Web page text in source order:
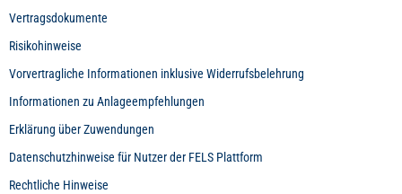
Vertragsdokumente
Risikohinweise
Vorvertragliche Informationen inklusive Widerrufsbelehrung
Informationen zu Anlageempfehlungen
Erklärung über Zuwendungen
Datenschutzhinweise für Nutzer der FELS Plattform
Rechtliche Hinweise